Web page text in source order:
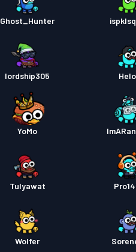
Ghost_Hunter
lordship305
YoMo
Tulyawat
Wolfer